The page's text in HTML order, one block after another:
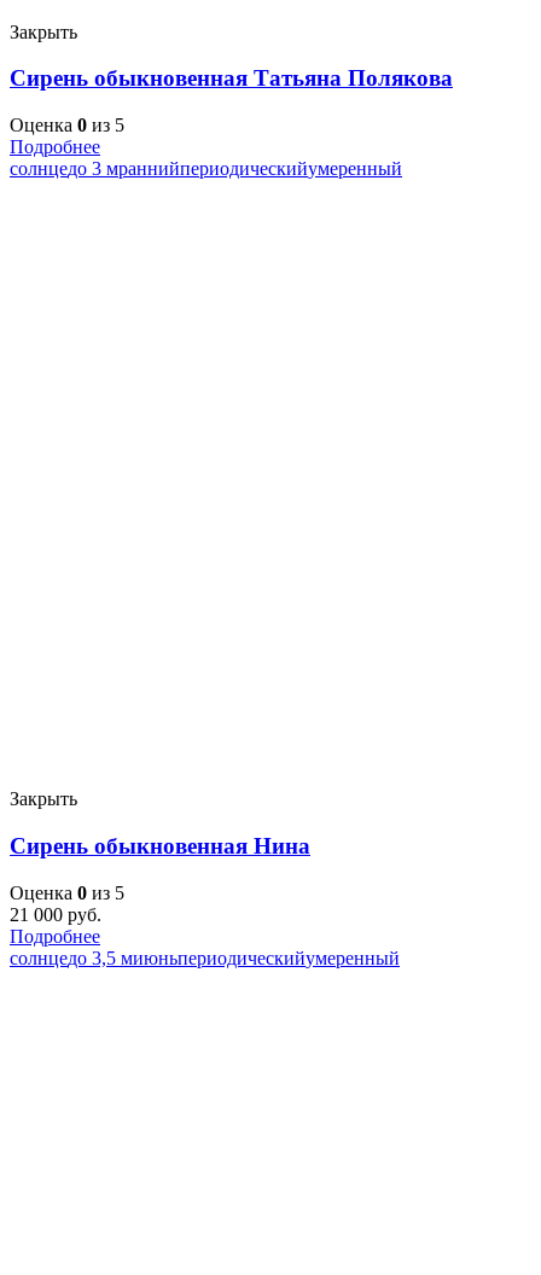
Закрыть
Сирень обыкновенная Татьяна Полякова
Оценка 0 из 5
Подробнее
солнцедо 3 мраннийпериодическийумеренный
Закрыть
Сирень обыкновенная Нина
Оценка 0 из 5
21 000 руб.
Подробнее
солнцедо 3,5 миюньпериодическийумеренный